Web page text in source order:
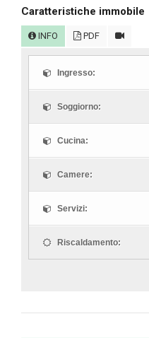
Caratteristiche immobile
INFO PDF
Ingresso:
Soggiorno:
Cucina:
Camere:
Servizi:
Riscaldamento: